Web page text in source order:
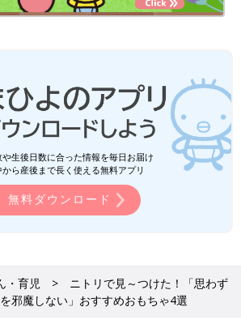
生後日数に合った情報を毎日お届け
ら産後まで長く使える無料アプリ
無料ダウンロード
・育児
ニトリで見～つけた！「思わず
邪魔しない」おすすめおもちゃ4選